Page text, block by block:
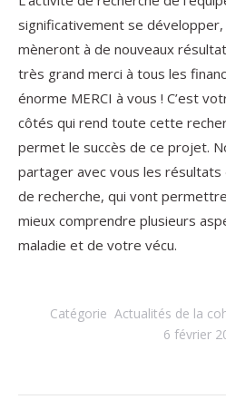
significativement se
mèneront à de nouveaux
très grand merci à tous les
énorme MERCI à vous ! C’est
côtés qui rend toute cette
permet le succès de ce projet.
partager avec vous les
de recherche, qui vont
mieux comprendre plusieurs
maladie et de votre vécu.
Catégorie Actualités de la
6 février